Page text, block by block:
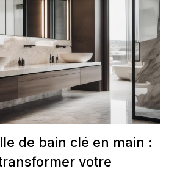
de bain clé en main :
votre